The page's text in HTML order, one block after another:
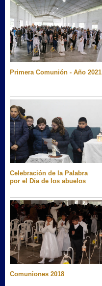
Primera Comunión - Año 2021
Celebración de la Palabra
por el Día de los abuelos
Comuniones 2018